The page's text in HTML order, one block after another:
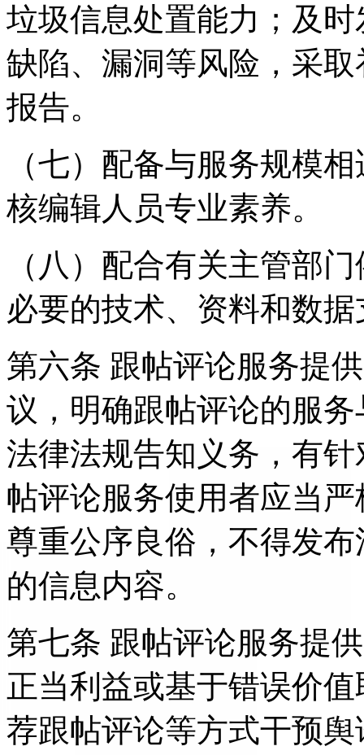
垃圾信息处置能力；及
缺陷、漏洞等风险，采
报告。
（七）配备与服务规模
核编辑人员专业素养。
（八）配合有关主管部
必要的技术、资料和数
第六条 跟帖评论服务提
议，明确跟帖评论的服
法律法规告知义务，有
帖评论服务使用者应当
尊重公序良俗，不得发
的信息内容。
第七条 跟帖评论服务提
正当利益或基于错误价
荐跟帖评论等方式干预